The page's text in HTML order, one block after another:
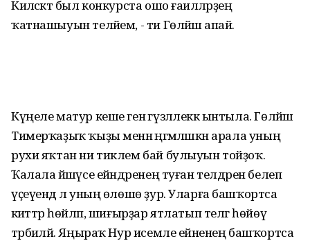
Киләсәктә был конкурста ошо ғаиләләрҙең
ҡатнашыуын теләйем, - ти Гөләйшә апай.
Күңеле матур кеше генә гүзәллеккә ынтыла. Гөләйшә
Тимерҡаҙыҡ ҡыҙы менән әңгәмәләшкән арала уның
рухи яҡтан ни тиклем бай булыуын тойҙоҡ.
Ҡалала йәшәүсе ейәндәренең туған телдәрен белеп
үҫеүендә лә уның өлөшө ҙур. Уларға башҡортса
әкиәттәр һөйләп, шиғырҙар ятлатып телгә һөйөү
тәрбиәләй. Яңыраҡ Нур исемле ейәненең башҡортса